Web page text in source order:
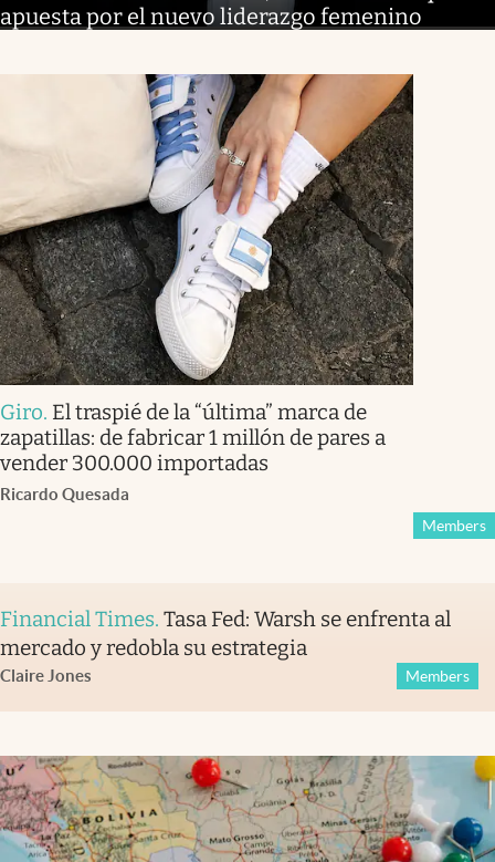
apuesta por el nuevo liderazgo femenino
Giro. El traspié de la “última” marca de
zapatillas: de fabricar 1 millón de pares a
vender 300.000 importadas
Ricardo Quesada
Members
Financial Times. Tasa Fed: Warsh se enfrenta al
mercado y redobla su estrategia
Claire Jones Members